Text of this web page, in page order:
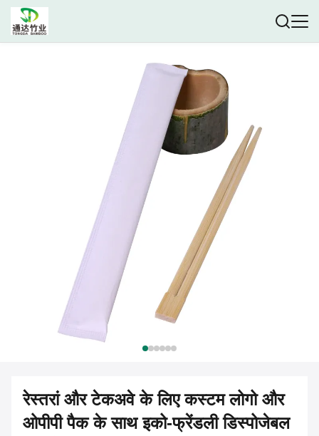
रेस्तरां और टेकअवे के लिए कस्टम लोगो और
ओपीपी पैक के साथ इको-फ्रेंडली डिस्पोजेबल